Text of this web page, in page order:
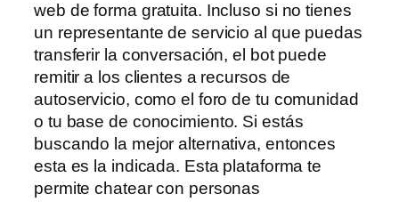
web de forma gratuita. Incluso si no tienes
un representante de servicio al que puedas
transferir la conversación, el bot puede
remitir a los clientes a recursos de
autoservicio, como el foro de tu comunidad
o tu base de conocimiento. Si estás
buscando la mejor alternativa, entonces
esta es la indicada. Esta plataforma te
permite chatear con personas